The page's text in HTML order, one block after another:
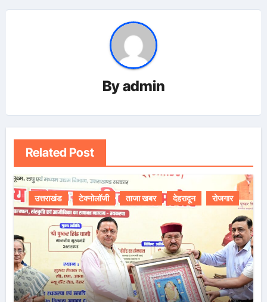
Byadmin
Related Post
उत्तराखंड टेक्नोलॉजी ताजा खबर देहरादून रोजगार